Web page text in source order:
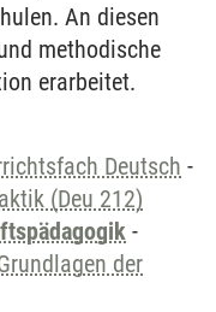
An diesen
methodische
erarbeitet.
Deutsch -
(Deu 212)
-
der